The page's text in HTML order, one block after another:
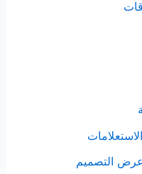
عرض التصميم